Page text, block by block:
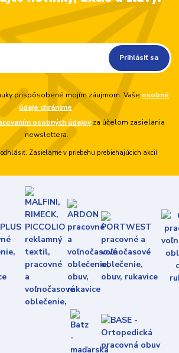
Prihlásiť sa
prispôsobené mojím záujmom. Vaše osobné
údaje chránime.
osobných údajovza účelom zasielania
newslettera.
odhlásiť. Zasielame v priebehu prebiehajúcich akcií